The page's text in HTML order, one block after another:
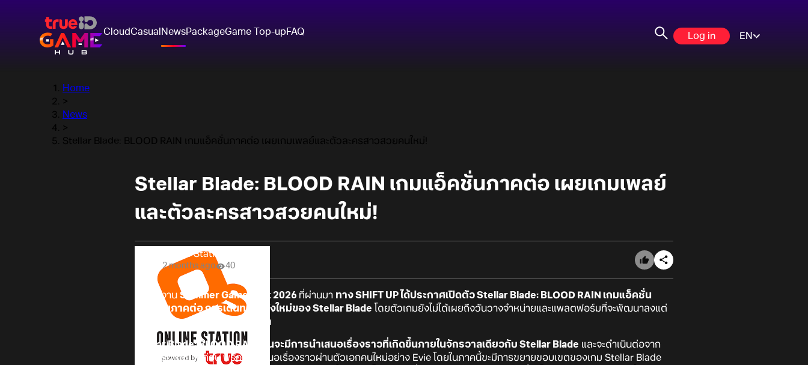
CloudCasual NewsPackageGame Top-upFAQ Log in EN
Home
>
News
>
Stellar Blade: BLOOD RAIN เกมแอ็คชั่นภาคต่อ เผยเกมเพลย์และตัวละครสาวสวยคนใหม่!
Stellar Blade: BLOOD RAIN เกมแอ็คชั่นภาคต่อ เผยเกมเพลย์
และตัวละครสาวสวยคนใหม่!
Online Station
2 months ago 40
ภายในงาน Summer Game Fest 2026 ที่ผ่านมา ทาง SHIFT UP ได้ประกาศเปิดตัวStellar Blade: BLOOD RAIN เกมแอ็คชั่น
ผจญภัยภาคต่อ การเดินทางครั้งใหม่ของ Stellar Blade โดยตัวเกมยังไม่ได้เผยถึงวันวางจำหน่ายและแพลตฟอร์มที่จะพัฒนาลงแต่
คาดว่าน่าจะลงทั้ง PC และคอนโซล
Stellar Blade: BLOOD RAIN นั้นจะมีการนำเสนอเรื่องราวที่เกิดขึ้นภายในจักรวาลเดียวกับ Stellar Blade และจะดำเนินต่อจาก
เหตุการณ์ในภาคก่อน พร้อมนำเสนอเรื่องราวผ่านตัวเอกคนใหม่อย่าง Evie โดยในภาคนี้ขะมีการขยายขอบเขตของเกม Stellar Blade